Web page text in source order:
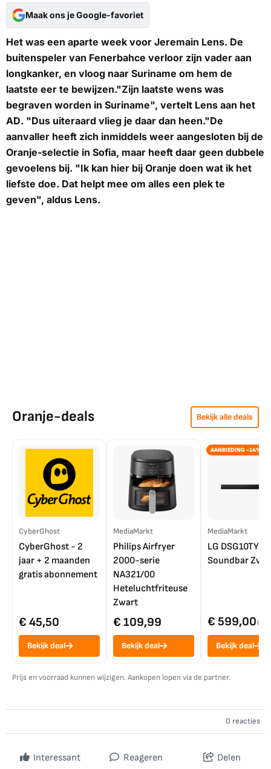
Maak ons je Google-favoriet
Het was een aparte week voor Jeremain Lens. De
buitenspeler van Fenerbahce verloor zijn vader aan
longkanker, en vloog naar Suriname om hem de
laatste eer te bewijzen."Zijn laatste wens was
begraven worden in Suriname", vertelt Lens aan het
AD. "Dus uiteraard vlieg je daar dan heen."De
aanvaller heeft zich inmiddels weer aangesloten bij de
Oranje-selectie in Sofia, maar heeft daar geen dubbele
gevoelens bij. "Ik kan hier bij Oranje doen wat ik het
liefste doe. Dat helpt mee om alles een plek te
geven", aldus Lens.
Oranje-deals Bekijk alle deals
CyberGhost
CyberGhost - 2
jaar + 2 maanden
gratis abonnement
€ 45,50
Bekijk deal
MediaMarkt
Philips Airfryer
2000-serie
NA321/00
Heteluchtfriteuse
Zwart
€ 109,99
Bekijk deal
AANBIEDING -14%
MediaMarkt
LG DSG10TY
Soundbar
€ 599,00€
Bekijk deal
Prijs en voorraad kunnen wijzigen. Aankopen lopen via de partner.
0 reacties
Interessant Reageren Delen